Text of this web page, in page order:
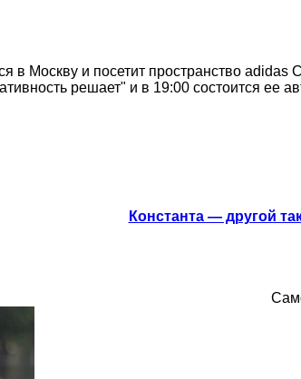
в Москву и посетит пространство
решает" и в 19:00 состоится ее
Константа — другой